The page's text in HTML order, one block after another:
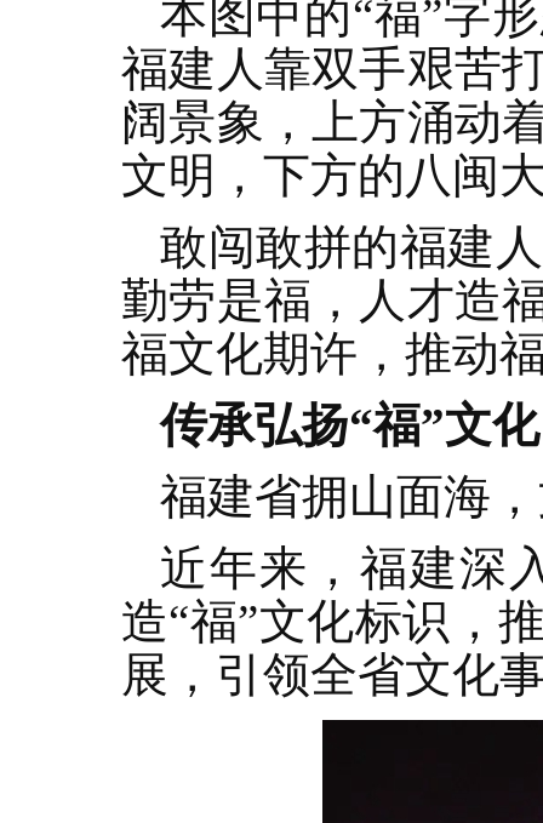
本图中的“福”字
福建人靠双手艰苦
阔景象，上方涌动
文明，下方的八闽
敢闯敢拼的福建
勤劳是福，人才造
福文化期许，推动
传承弘扬“福”文化
福建省拥山面海
近年来，福建深
造“福”文化标识，
展，引领全省文化